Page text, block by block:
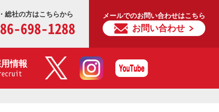
総社の方はこちらから
698-1288
メールでのお問い合わせはこちら
お問い合わせ
情報